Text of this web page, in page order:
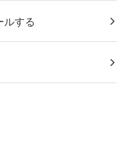
ルする